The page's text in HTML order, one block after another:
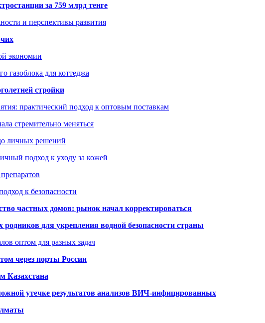
за 759 млрд тенге
и перспективы развития
экономии
газоблока для коттеджа
стройки
практический подход к оптовым поставкам
стремительно меняться
личных решений
подход к уходу за кожей
к безопасности
частных домов: рынок начал корректироваться
для укрепления водной безопасности страны
оптом для разных задач
через порты России
Казахстана
утечке результатов анализов ВИЧ-инфицированных